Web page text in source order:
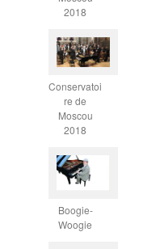
2018
Conservatoi
re de
Moscou
2018
Boogie-
Woogie